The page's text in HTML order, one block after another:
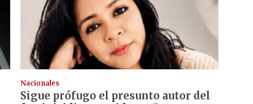
Nacionales
Sigue prófugo el presunto autor del